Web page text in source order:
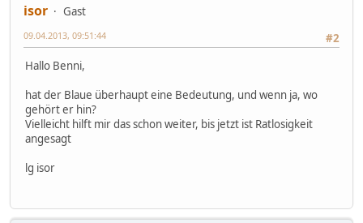
isor
Gast
#2
09.04.2013, 09:51:44
Hallo Benni,
hat der Blaue überhaupt eine Bedeutung, und wenn ja, wo
gehört er hin?
Vielleicht hilft mir das schon weiter, bis jetzt ist Ratlosigkeit
angesagt
lg isor